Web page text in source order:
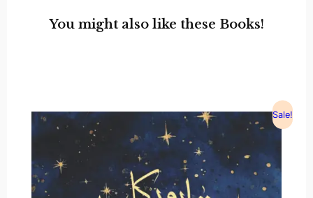
You might also like these Books!
Sale!